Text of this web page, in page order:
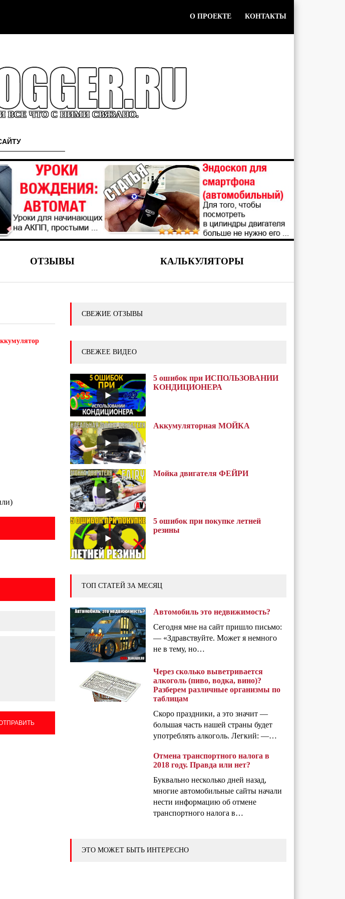
О ПРОЕКТЕ КОНТАКТЫ
ВСЕ ЧТО С НИМИ СВЯЗАНО.
ОТЗЫВЫ КАЛЬКУЛЯТОРЫ
СВЕЖИЕ ОТЗЫВЫ
СВЕЖЕЕ ВИДЕО
5 ошибок при ИСПОЛЬЗОВАНИИ
КОНДИЦИОНЕРА
Аккумуляторная МОЙКА
Мойка двигателя ФЕЙРИ
5 ошибок при покупке летней
резины
ТОП СТАТЕЙ ЗА МЕСЯЦ
Автомобиль это недвижимость?
Сегодня мне на сайт пришло письмо:
— «Здравствуйте. Может я немного
не в тему, но…
Через сколько выветривается
алкоголь (пиво, водка, вино)?
Разберем различные организмы по
таблицам
Скоро праздники, а это значит —
большая часть нашей страны будет
употреблять алкоголь. Легкий: —…
Отмена транспортного налога в
2018 году. Правда или нет?
Буквально несколько дней назад,
многие автомобильные сайты начали
нести информацию об отмене
транспортного налога в…
ЭТО МОЖЕТ БЫТЬ ИНТЕРЕСНО